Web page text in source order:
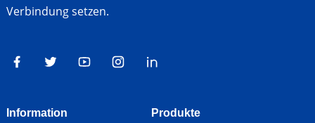
Verbindung setzen.
Information Produkte